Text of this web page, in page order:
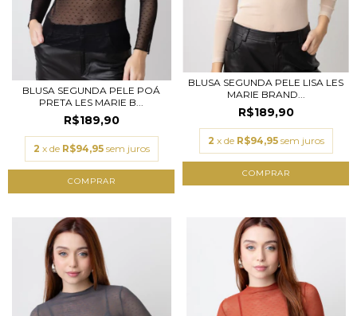
BLUSA SEGUNDA PELE POÁ
PRETA LES MARIE B...
R$189,90
2 x de R$94,95 sem juros
COMPRAR
BLUSA SEGUNDA PELE LISA LES
MARIE BRAND...
R$189,90
2 x de R$94,95 sem juros
COMPRAR